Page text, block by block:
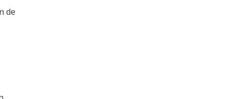
de